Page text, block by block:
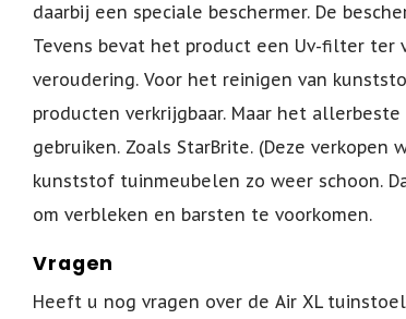
daarbij een speciale beschermer. De
Tevens bevat het product een Uv-filter ter
veroudering. Voor het reinigen van
producten verkrijgbaar. Maar het
gebruiken. Zoals StarBrite. (Deze
kunststof tuinmeubelen zo weer schoon.
om verbleken en barsten te voorkomen.
Vragen
Heeft u nog vragen over de Air XL